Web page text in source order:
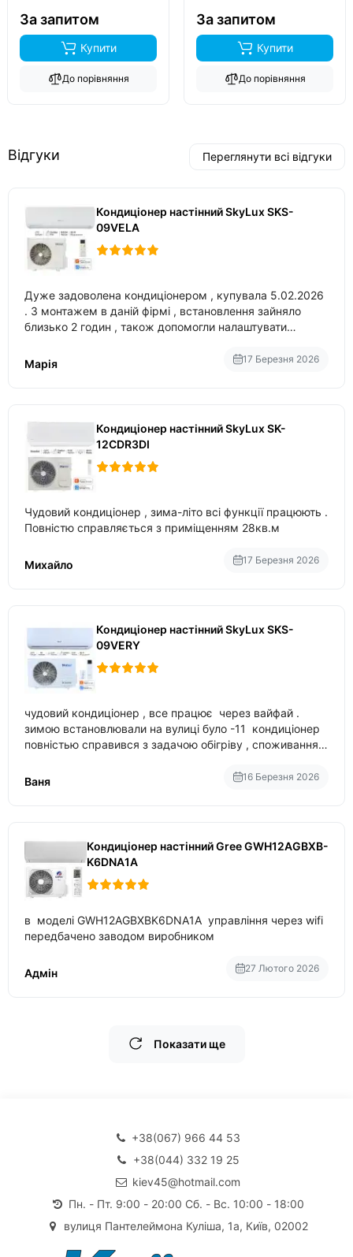
За запитом
Купити
До порівняння
За запитом
Купити
До порівняння
Відгуки Переглянути всі відгуки
Кондиціонер настінний SkyLux SKS-
09VELA
Дуже задоволена кондиціонером , купувала 5.02.2026
. З монтажем в даній фірмі , встановлення зайняло
близько 2 годин , також допомогли налаштувати
Марія
17 Березня 2026
Кондиціонер настінний SkyLux SK-
12CDR3DI
Чудовий кондиціонер , зима-літо всі функції працюють .
Повністю справляється з приміщенням 28кв.м
Михайло 17 Березня 2026
Кондиціонер настінний SkyLux SKS-
09VERY
чудовий кондиціонер , все працює через вайфай .
зимою встановлювали на вулиці було -11 кондиціонер
повністью справився з задачою обігріву , споживання
температури
Ваня 16 Березня 2026
Кондиціонер настінний Gree GWH12AGBXB-
K6DNA1A
в моделі GWH12AGBXBK6DNA1A управління через wifi
передбачено заводом виробником
Адмін 27 Лютого 2026
Показати ще
+38(067) 966 44 53
+38(044) 332 19 25
kiev45@hotmail.com
Пн. - Пт. 9:00 - 20:00 Сб. - Вс. 10:00 - 18:00
вулиця Пантелеймона Куліша, 1а, Київ, 02002